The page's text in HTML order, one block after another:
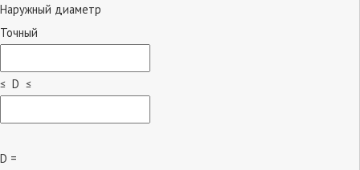
Наружный диаметр
Точный
≤ D ≤
D =